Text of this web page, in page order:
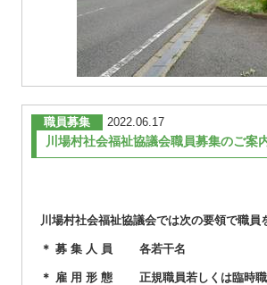
職員募集 2022.06.17
川場村社会福祉協議会職員募集のご案
川場村社会福祉協議会では次の要領で職員
＊ 募 集 人 員 各若干名
＊ 雇 用 形 態 正規職員若しくは臨時